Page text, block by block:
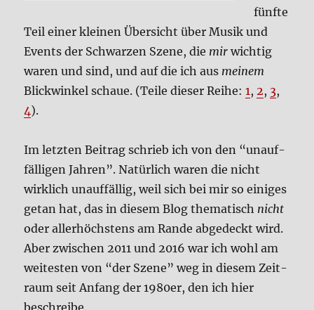
fünf­te
Teil einer klei­nen Über­sicht über Musik und
Events der Schwar­zen Sze­ne, die mir wich­tig
waren und sind, und auf die ich aus mei­nem
Blick­win­kel schaue. (Tei­le die­ser Rei­he:1,2, 3,
4).
Im letz­ten Bei­trag schrieb ich von den “unauf­
fäl­li­gen Jah­ren”. Natür­lich waren die nicht
wirk­lich unauf­fäl­lig, weil sich bei mir so eini­ges
getan hat, das in die­sem Blog the­ma­tisch nicht
oder aller­höch­stens am Ran­de abge­deckt wird.
Aber zwi­schen 2011 und 2016 war ich wohl am
wei­te­sten von “der Sze­ne” weg in die­sem Zeit­
raum seit Anfang der 1980er, den ich hier
beschrei­be.